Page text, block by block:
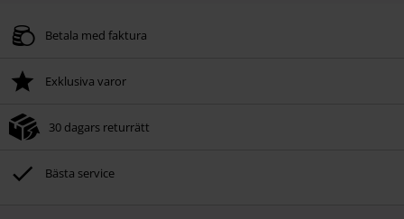
Betala med faktura
Exklusiva varor
30 dagars returrätt
Bästa service